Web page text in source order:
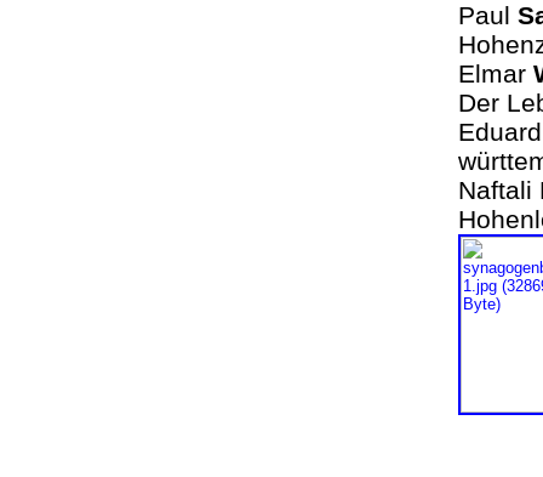
Paul
Elmar
Der
Naftali